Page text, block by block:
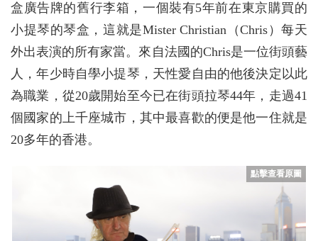
盒廣告牌的舊行李箱，一個裝有5年前在東京購買的
小提琴的琴盒，這就是Mister Christian（Chris）每天
外出表演的所有家當。來自法國的Chris是一位街頭藝
人，年少時自學小提琴，天性愛自由的他後決定以此
為職業，從20歲開始至今已在街頭拉琴44年，走過41
個國家的上千座城市，其中最喜歡的便是他一住就是
20多年的香港。